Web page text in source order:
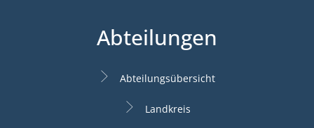
Abteilungen
Abteilungsübersicht
Landkreis